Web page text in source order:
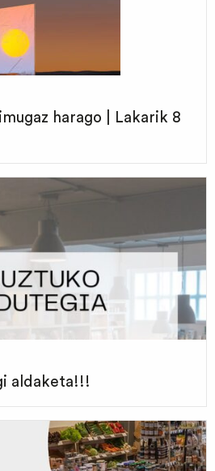
harago | Lakarik 8
aldaketa!!!